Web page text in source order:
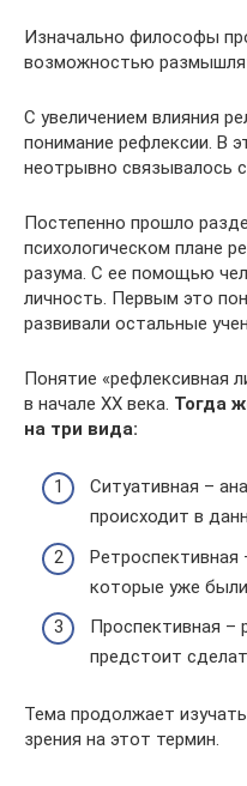
Изначально философы
возможностью
С увеличением влияния
понимание рефлексии. В
неотрывно связывалось
Постепенно прошло
психологическом плане
разума. С ее помощью
личность. Первым это
развивали остальные
Понятие «рефлексивная
в начале XX века. Тогда
на три вида:
Ситуативная –
происходит в
которые уже
Проспективная –
предстоит
Тема продолжает
зрения на этот термин.